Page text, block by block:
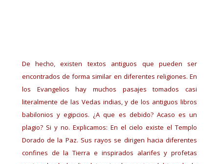
De hecho, existen textos antiguos que pueden ser
encontrados de forma similar en diferentes religiones. En
los Evangelios hay muchos pasajes tomados casi
literalmente de las Vedas indias, y de los antiguos libros
babilonios y egipcios. ¿A que es debido? Acaso es un
plagio? Si y no. Explicamos: En el cielo existe el Templo
Dorado de la Paz. Sus rayos se dirigen hacia diferentes
confines de la Tierra e inspirados alarifes y profetas